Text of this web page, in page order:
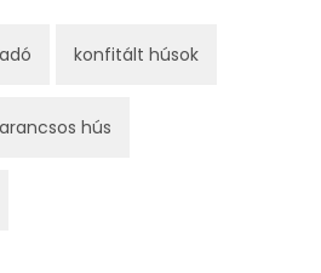
konfitált húsok
hús